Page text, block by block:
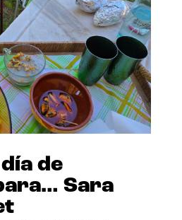
de
Sara